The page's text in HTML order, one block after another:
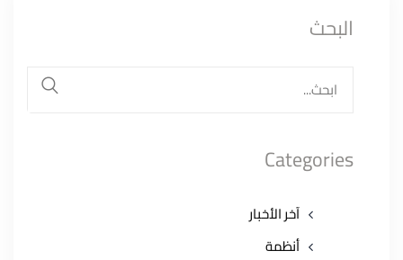
البحث
عن:
Categories
آخر الأخبار
أنظمة